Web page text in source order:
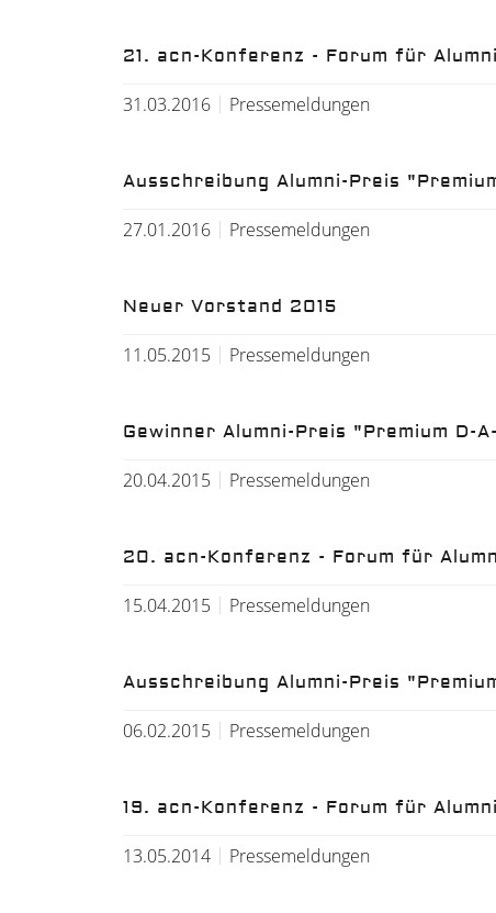
21. acn-Konferenz - Forum für
31.03.2016 Pressemeldungen
Ausschreibung Alumni-Preis
27.01.2016 Pressemeldungen
Neuer Vorstand 2015
11.05.2015 Pressemeldungen
Gewinner Alumni-Preis "Premium D-
20.04.2015 Pressemeldungen
20. acn-Konferenz - Forum für
15.04.2015 Pressemeldungen
Ausschreibung Alumni-Preis
06.02.2015 Pressemeldungen
19. acn-Konferenz - Forum für
13.05.2014 Pressemeldungen